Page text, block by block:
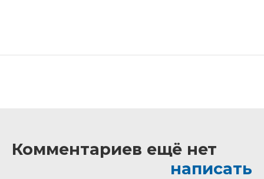
Комментариев ещё нет
написать